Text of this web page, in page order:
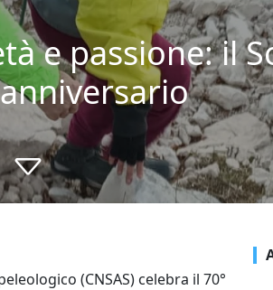
e passione: il
(CNSAS) celebra il 70°